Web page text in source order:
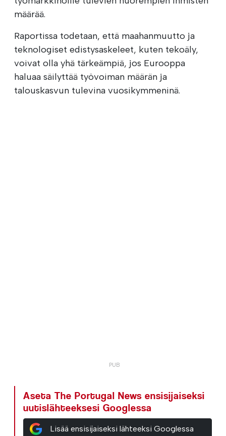
määrää.
Raportissa todetaan, että maahanmuutto ja
teknologiset edistysaskeleet, kuten tekoäly,
voivat olla yhä tärkeämpiä, jos Eurooppa
haluaa säilyttää työvoiman määrän ja
talouskasvun tulevina vuosikymmeninä.
Aseta The Portugal News ensisijaiseksi
uutislähteeksesi Googlessa
Lisää ensisijaiseksi lähteeksi Googlessa